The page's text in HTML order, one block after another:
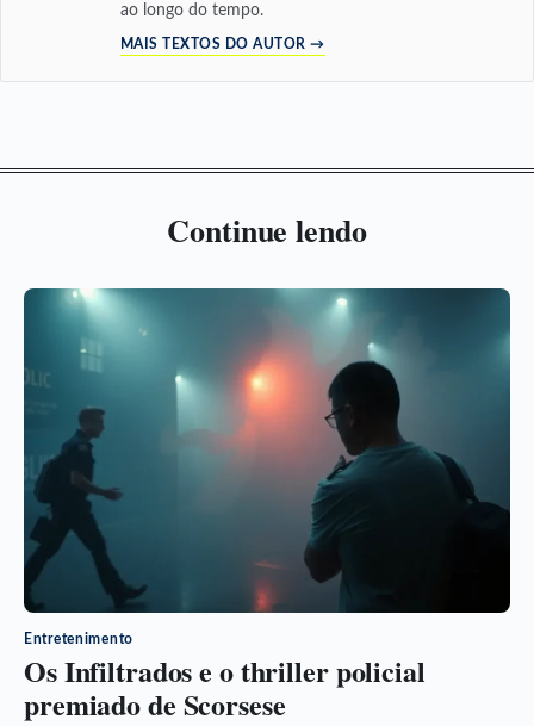
ao longo do tempo.
MAIS TEXTOS DO AUTOR →
Continue lendo
Entretenimento
Os Infiltrados e o thriller policial
premiado de Scorsese